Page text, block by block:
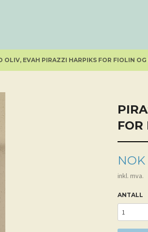
OLIV, EVAH PIRAZZI HARPIKS FOR FIOLIN OG
FOR
Pris
NOK
inkl. mva.
ANTALL